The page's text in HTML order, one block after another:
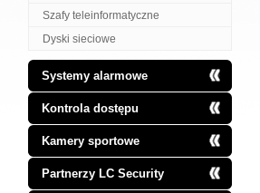
Szafy teleinformatyczne
Dyski sieciowe
Systemy alarmowe
Kontrola dostępu
Kamery sportowe
Partnerzy LC Security